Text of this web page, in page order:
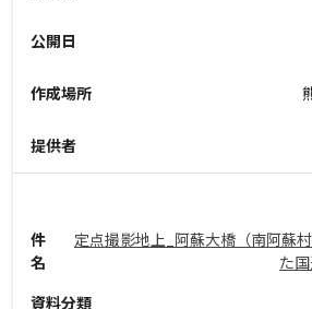
公開日
作成場所
提供者
件
名
定点撮影地上_阿蘇大橋（南阿蘇
た
資料分類